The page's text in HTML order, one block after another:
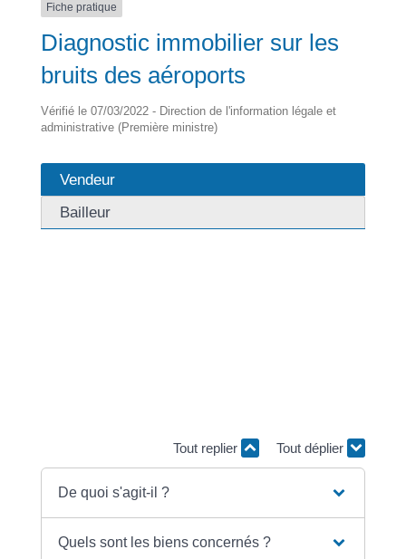
Fiche pratique
Diagnostic immobilier sur les
bruits des aéroports
Vérifié le 07/03/2022 - Direction de l'information légale et
administrative (Première ministre)
Vendeur
Bailleur
Tout replier
Tout déplier
De quoi s'agit-il ?
Quels sont les biens concernés ?